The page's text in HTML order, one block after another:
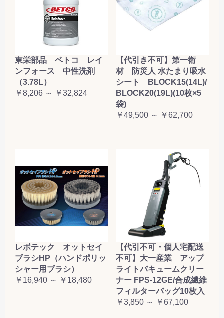
東栄部品 ベトコ レイ
ンフォース 中性洗剤
（3.78L）
￥8,206 ～ ￥32,824
【代引き不可】第一衛
材 防災人 水たまり吸水
シート BLOCK15(14L)/
BLOCK20(19L)(10枚×5
袋)
￥49,500 ～ ￥62,700
レボテック オットセイ
ブラシHP（ハンドポリッ
シャー用ブラシ）
￥16,940 ～ ￥18,480
【代引不可・個人宅配送
不可】大一産業 アップ
ライトバキュームクリー
ナー FPS-12GE/合成繊維
フィルターバッグ10枚入
￥3,850 ～ ￥67,100